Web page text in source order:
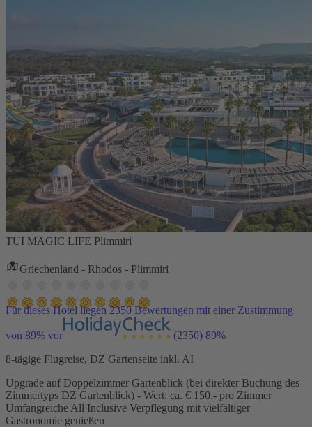
TUI MAGIC LIFE Plimmiri
Griechenland - Rhodos - Plimmiri
Für dieses Hotel liegen 2350 Bewertungen mit einer Zustimmung
von 89% vor (2350) 89%
8-tägige Flugreise, DZ Gartenseite inkl. AI
Upgrade auf Doppelzimmer Gartenblick (bei direkter Buchung des
Zimmertyps DZ Gartenblick) - Wert: ca. € 150,- pro Zimmer
Umfangreiche All Inclusive Verpflegung mit vielfältiger
Gastronomie genießen